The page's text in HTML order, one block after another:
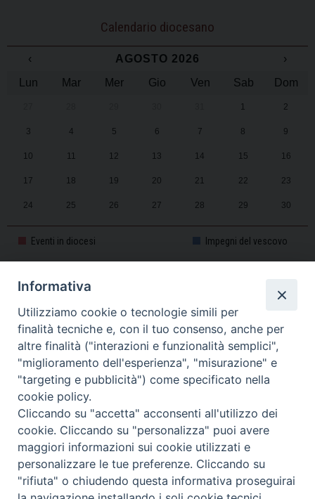
Calendario diocesano
‹ AGOSTO 2026
›
Lun
Mar Mer Gio Ven Sab Dom
1 2
3 4 5 6 7 8 9
10 11 12 13 14 15 16
17 18 19 20 21 22 23
24 25 26 27 28 29 30
31 1 2 3 4 5 6
Eventi in diocesi Impegni del vescovo
CALENDARIO PASTORALE 2025-2026
Piazza Duomo, 11 - 27100 Pavia - Tel. 0382.386511 - Fax
0382.386525 -servizigenerali@diocesi.pavia.it -Privacy policy
Twitter
Informativa
Utilizziamo cookie o tecnologie simili per
finalità tecniche e, con il tuo consenso, anche per
altre finalità ("interazioni e funzionalità semplici",
"miglioramento dell'esperienza", "misurazione" e
"targeting e pubblicità") come specificato nella
cookie policy.
Cliccando su "accetta" acconsenti all'utilizzo dei
cookie. Cliccando su "personalizza" puoi avere
maggiori informazioni sui cookie utilizzati e
personalizzare le tue preferenze. Cliccando su
"rifiuta" o chiudendo questa informativa proseguirai